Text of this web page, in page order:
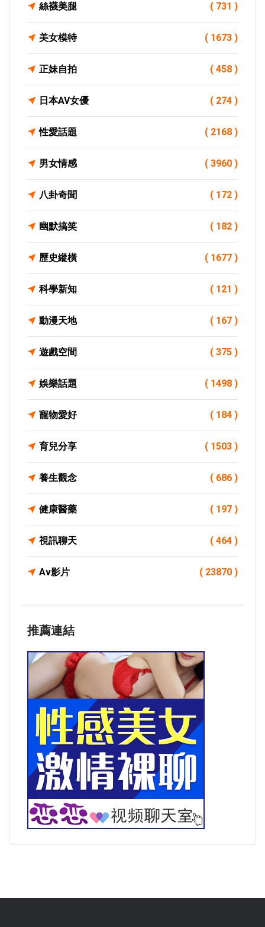
絲襪美腿 ( 731 )
美女模特 ( 1673 )
正妹自拍 ( 458 )
日本AV女優 ( 274 )
性愛話題 ( 2168 )
男女情感 ( 3960 )
八卦奇聞 ( 172 )
幽默搞笑 ( 182 )
歷史縱橫 ( 1677 )
科學新知 ( 121 )
動漫天地 ( 167 )
遊戲空間 ( 375 )
娛樂話題 ( 1498 )
寵物愛好 ( 184 )
育兒分享 ( 1503 )
養生觀念 ( 686 )
健康醫藥 ( 197 )
視訊聊天 ( 464 )
Av影片 ( 23870 )
推薦連結